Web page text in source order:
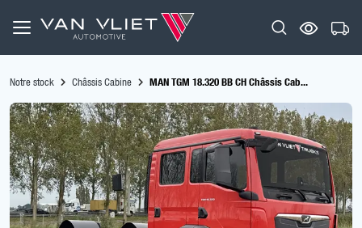
Notre stock Châssis Cabine MAN TGM 18.320 BB CH Châssis Cab...